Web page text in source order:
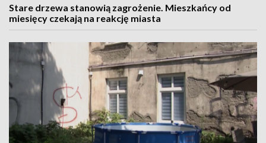
Stare drzewa stanowią zagrożenie. Mieszkańcy od
miesięcy czekają na reakcję miasta